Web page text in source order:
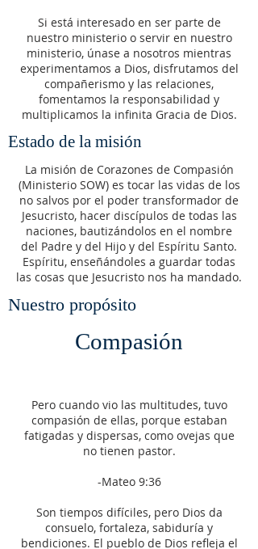
Si está interesado en ser parte de
nuestro ministerio o servir en nuestro
ministerio, únase a nosotros mientras
experimentamos a Dios, disfrutamos del
compañerismo y las relaciones,
fomentamos la responsabilidad y
multiplicamos la infinita Gracia de Dios.
Estado de la misión
La misión de Corazones de Compasión
(Ministerio SOW) es tocar las vidas de los
no salvos por el poder transformador de
Jesucristo, hacer discípulos de todas las
naciones, bautizándolos en el nombre
del Padre y del Hijo y del Espíritu Santo.
Espíritu, enseñándoles a guardar todas
las cosas que Jesucristo nos ha mandado.
Nuestro propósito
Compasión
Pero cuando vio las multitudes, tuvo
compasión de ellas, porque estaban
fatigadas y dispersas, como ovejas que
no tienen pastor.
-Mateo 9:36
Son tiempos difíciles, pero Dios da
consuelo, fortaleza, sabiduría y
bendiciones. El pueblo de Dios refleja el